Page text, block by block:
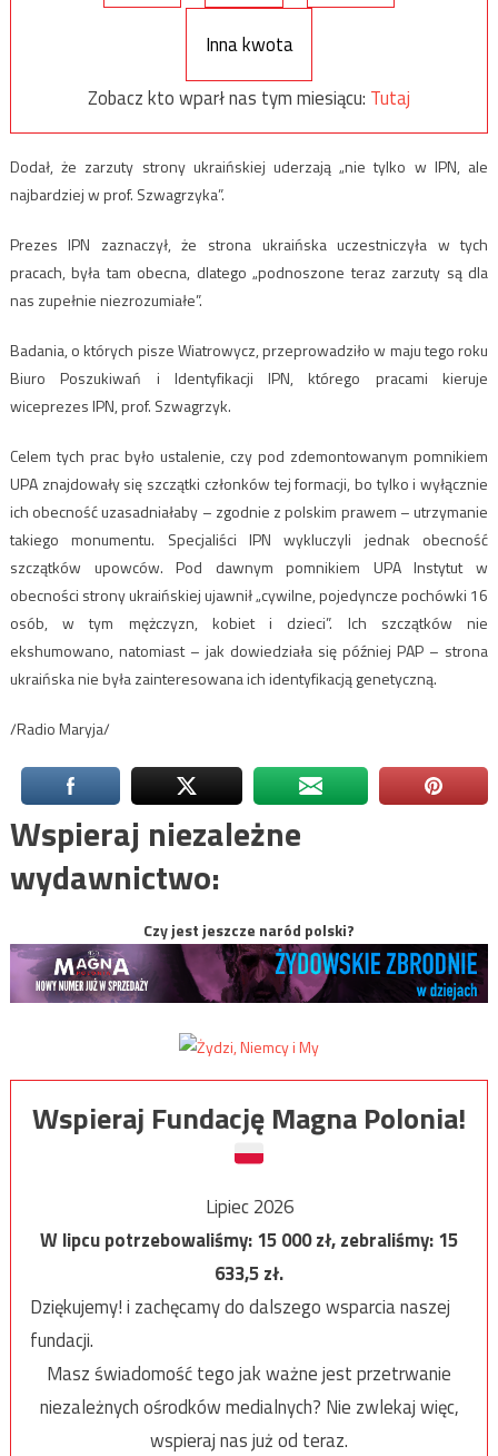
Inna kwota
Zobacz kto wparł nas tym miesiącu: Tutaj
Dodał, że zarzuty strony ukraińskiej uderzają „nie tylko w IPN, ale
najbardziej w prof. Szwagrzyka”.
Prezes IPN zaznaczył, że strona ukraińska uczestniczyła w tych
pracach, była tam obecna, dlatego „podnoszone teraz zarzuty są dla
nas zupełnie niezrozumiałe”.
Badania, o których pisze Wiatrowycz, przeprowadziło w maju tego roku
Biuro Poszukiwań i Identyfikacji IPN, którego pracami kieruje
wiceprezes IPN, prof. Szwagrzyk.
Celem tych prac było ustalenie, czy pod zdemontowanym pomnikiem
UPA znajdowały się szczątki członków tej formacji, bo tylko i wyłącznie
ich obecność uzasadniałaby – zgodnie z polskim prawem – utrzymanie
takiego monumentu. Specjaliści IPN wykluczyli jednak obecność
szczątków upowców. Pod dawnym pomnikiem UPA Instytut w
obecności strony ukraińskiej ujawnił „cywilne, pojedyncze pochówki 16
osób, w tym mężczyzn, kobiet i dzieci”. Ich szczątków nie
ekshumowano, natomiast – jak dowiedziała się później PAP – strona
ukraińska nie była zainteresowana ich identyfikacją genetyczną.
/Radio Maryja/
Wspieraj niezależne
wydawnictwo:
Czy jest jeszcze naród polski?
Wspieraj Fundację Magna Polonia!
Lipiec 2026
W lipcu potrzebowaliśmy:15 000zł, zebraliśmy:15
633,5zł.
Dziękujemy! i zachęcamy do dalszego wsparcia naszej
fundacji.
Masz świadomość tego jak ważne jest przetrwanie
niezależnych ośrodków medialnych? Nie zwlekaj więc,
wspieraj nas już od teraz.